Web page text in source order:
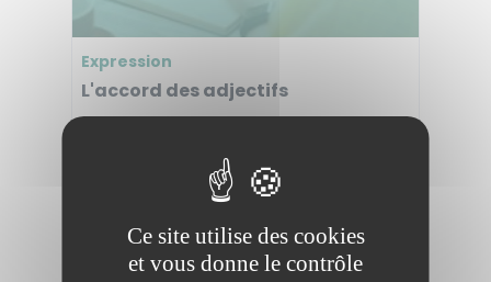
Expression
L'accord des adjectifs
Ce cours a pour vocation de vous rappeler
les règles d'accord des adjectifs
Ce site utilise des cookies
et vous donne le contrôle